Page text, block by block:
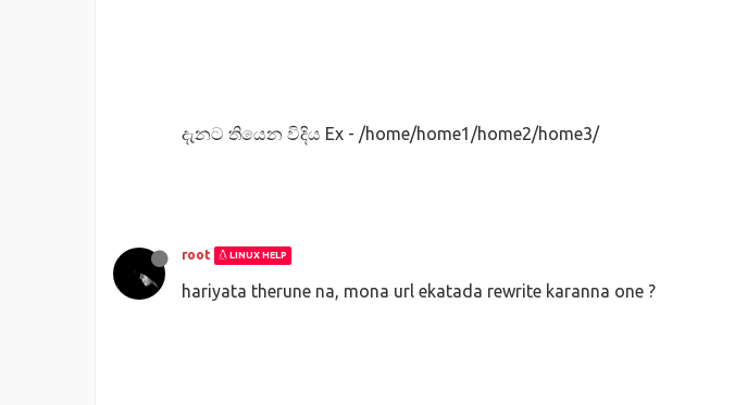
දැනට තියෙන විදිය Ex - /home/home1/home2/home3/
root LINUX HELP
hariyata therune na, mona url ekatada rewrite karanna one ?